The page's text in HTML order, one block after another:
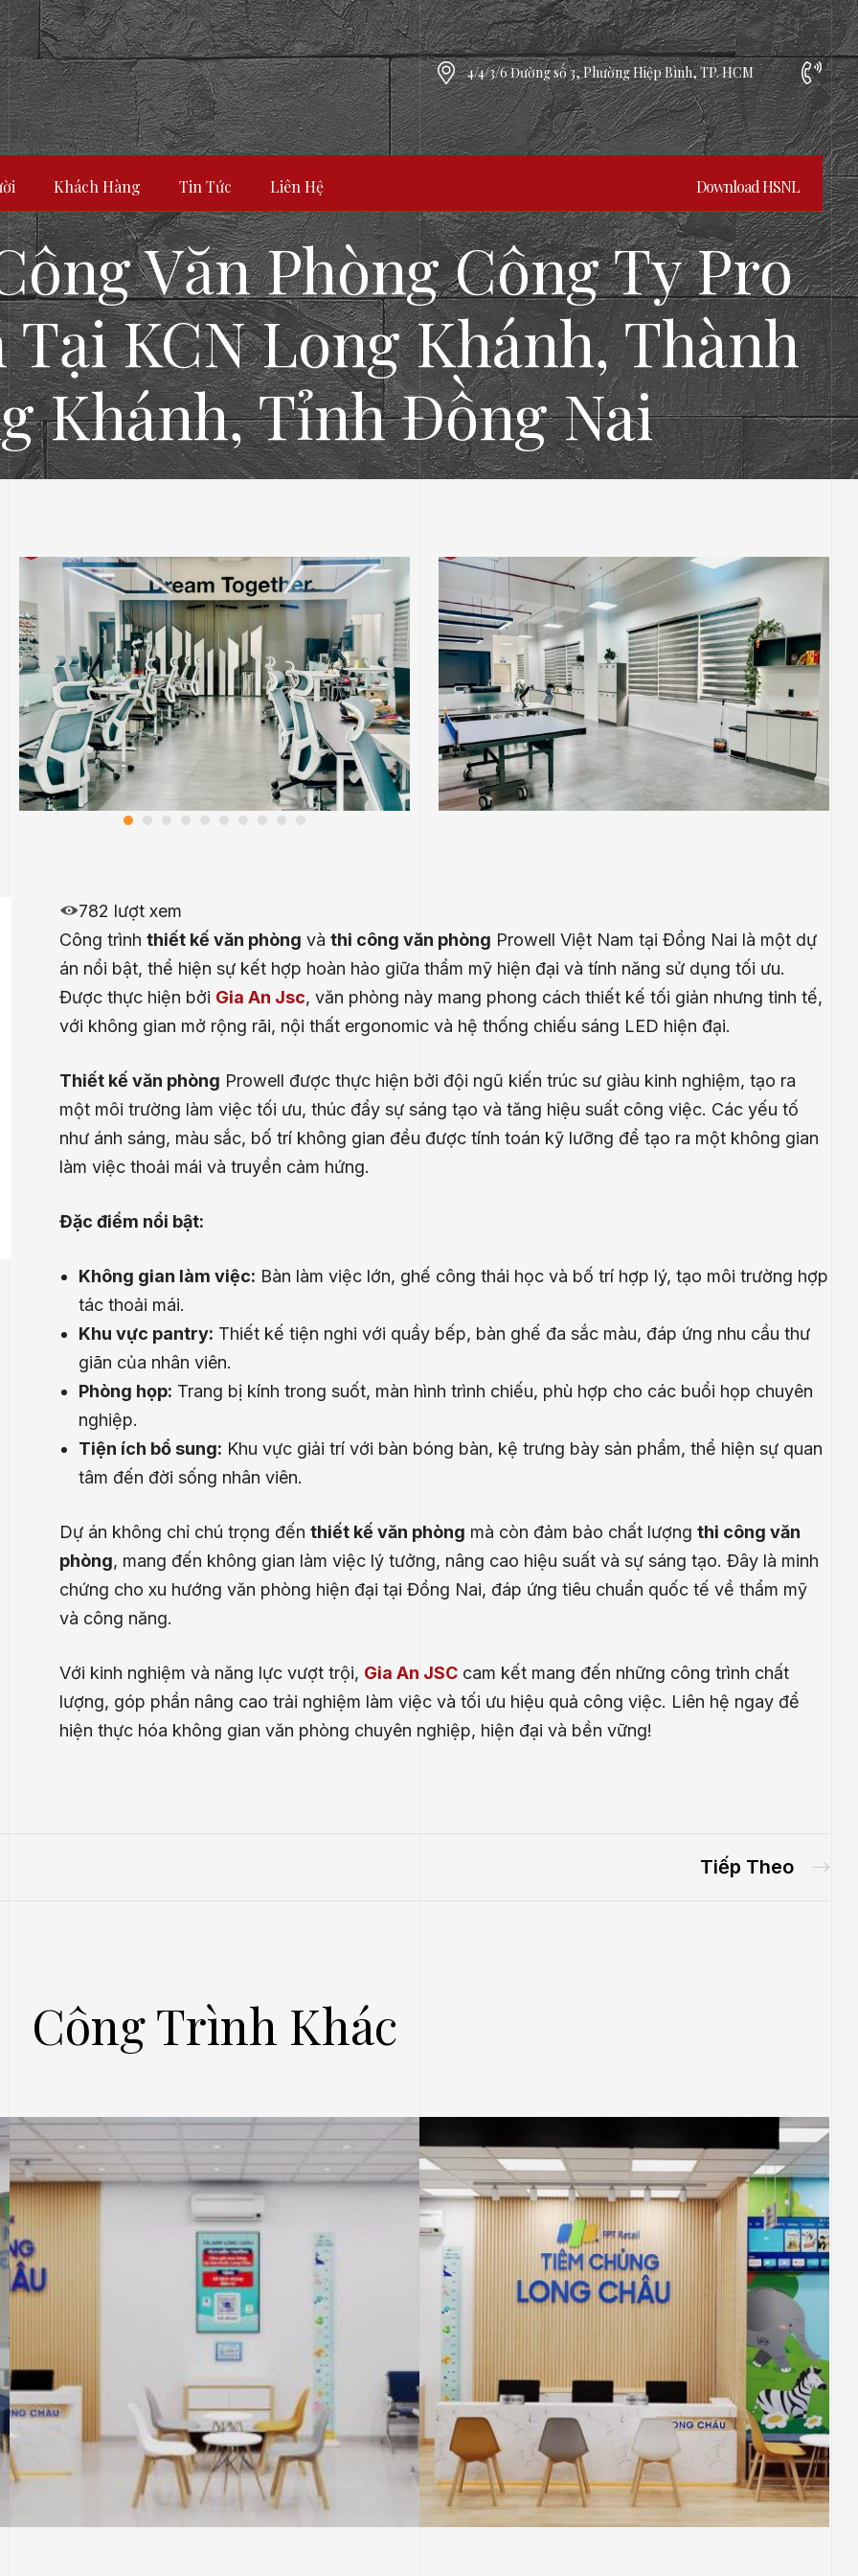
4/4/3/6 Đường số 3, Phường Hiệp Bình, TP. HCM
Khách Hàng Tin Tức Liên Hệ Download HSNL
Văn Phòng Công Ty Pro
Tại KCN Long Khánh, Thành
Khánh, Tỉnh Đồng Nai
782 lượt xem
Công trình thiết kế văn phòng và thi công văn phòng Prowell Việt Nam tại Đồng Nai là một dự
án nổi bật, thể hiện sự kết hợp hoàn hảo giữa thẩm mỹ hiện đại và tính năng sử dụng tối ưu.
Được thực hiện bởi Gia An Jsc, văn phòng này mang phong cách thiết kế tối giản nhưng tinh tế,
với không gian mở rộng rãi, nội thất ergonomic và hệ thống chiếu sáng LED hiện đại.
Thiết kế văn phòng Prowell được thực hiện bởi đội ngũ kiến trúc sư giàu kinh nghiệm, tạo ra
một môi trường làm việc tối ưu, thúc đẩy sự sáng tạo và tăng hiệu suất công việc. Các yếu tố
như ánh sáng, màu sắc, bố trí không gian đều được tính toán kỹ lưỡng để tạo ra một không gian
làm việc thoải mái và truyền cảm hứng.
Đặc điểm nổi bật:
Không gian làm việc: Bàn làm việc lớn, ghế công thái học và bố trí hợp lý, tạo môi trường hợp
tác thoải mái.
Khu vực pantry: Thiết kế tiện nghi với quầy bếp, bàn ghế đa sắc màu, đáp ứng nhu cầu thư
giãn của nhân viên.
Phòng họp: Trang bị kính trong suốt, màn hình trình chiếu, phù hợp cho các buổi họp chuyên
nghiệp.
Tiện ích bổ sung: Khu vực giải trí với bàn bóng bàn, kệ trưng bày sản phẩm, thể hiện sự quan
tâm đến đời sống nhân viên.
Dự án không chỉ chú trọng đến thiết kế văn phòng mà còn đảm bảo chất lượng thi công văn
phòng, mang đến không gian làm việc lý tưởng, nâng cao hiệu suất và sự sáng tạo. Đây là minh
chứng cho xu hướng văn phòng hiện đại tại Đồng Nai, đáp ứng tiêu chuẩn quốc tế về thẩm mỹ
và công năng.
Với kinh nghiệm và năng lực vượt trội, Gia An JSC cam kết mang đến những công trình chất
lượng, góp phần nâng cao trải nghiệm làm việc và tối ưu hiệu quả công việc. Liên hệ ngay để
hiện thực hóa không gian văn phòng chuyên nghiệp, hiện đại và bền vững!
Tiếp Theo
Công Trình Khác
NHÀ THUỐC LONG CHÂU THIẾT KẾ
Thiết Kế Phối Cảnh 3D Trung Tâm Tiêm
NHÀ THUỐC LONG CHÂU THIẾT KẾ
Thiết Kế Phối Cảnh 3D Trung Tâm Tiêm